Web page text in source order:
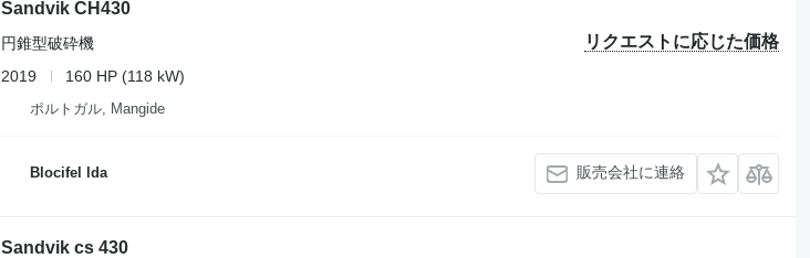
Sandvik CH430
リクエストに応じた価格
円錐型破砕機
2019
160 HP (118 kW)
ポルトガル, Mangide
Blocifel lda 販売会社に連絡
Sandvik cs 430